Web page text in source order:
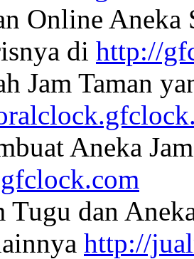
Online Aneka
di http://
Jam Taman
Aneka
Tugu dan
http://